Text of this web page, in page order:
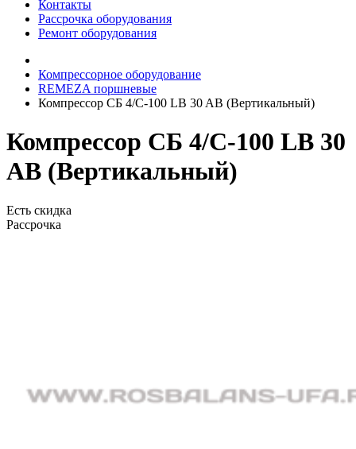
Контакты
Рассрочка оборудования
Ремонт оборудования
Компрессорное оборудование
REMEZA поршневые
Компрессор СБ 4/С-100 LB 30 AВ (Вертикальный)
Компрессор СБ 4/С-100 LB 30
AВ (Вертикальный)
Есть скидка
Рассрочка